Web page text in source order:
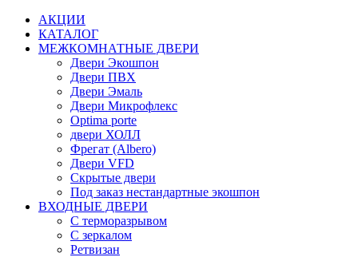
АКЦИИ
КАТАЛОГ
МЕЖКОМНАТНЫЕ ДВЕРИ
Двери Экошпон
Двери ПВХ
Двери Эмаль
Двери Микрофлекс
Optima porte
двери ХОЛЛ
Фрегат (Albero)
Двери VFD
Скрытые двери
Под заказ нестандартные экошпон
ВХОДНЫЕ ДВЕРИ
С терморазрывом
С зеркалом
Ретвизан